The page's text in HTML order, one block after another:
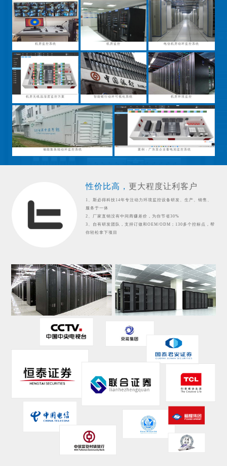
机房监控系统 机房监控 电信机房动环监控系统
机房无线温湿度监控方案 智能银行动环可视化系统 机房环境监控
储能集装箱动环监控系统 案例：广东某企业蓄电池监控系统
性价比高， 更大程度让利客户
1、斯必得科技14年专注动力环境监控设备研发、生产、销售、
服务于一体
2、厂家直销没有中间商赚差价，为你节省30%
3、自有研发团队，支持订做和OEM/ODM；130多个控标点，帮
你轻松拿下项目